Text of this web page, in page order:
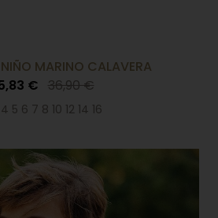
MARINO CALAVERA
€ 36,90 €
5 6 7 8 10 12 14 16